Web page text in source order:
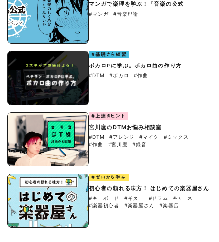
マンガで楽理を学ぶ！「音楽の公式」
#マンガ #音楽理論
#基礎から練習
ボカロPに学ぶ。ボカロ曲の作り方
#DTM #ボカロ #作曲
#上達のヒント
宮川麿のDTMお悩み相談室
#DTM #アレンジ #マイク
#ミックス
#作曲
#宮川麿 #録音
#ゼロから学ぶ
初心者の頼れる味方！ はじめての楽器屋さん
#キーボード #ギター #ドラム
#ベース
#楽器初心者
#楽器屋さん #楽器店